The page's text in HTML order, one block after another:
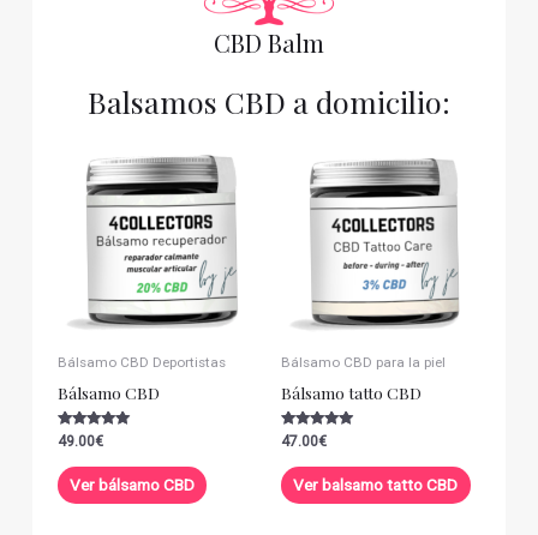
CBD Balm
Balsamos CBD a domicilio:
Bálsamo CBD Deportistas
Bálsamo CBD
Valorado con
de 5
49.00€
Ver bálsamo CBD
Bálsamo CBD para la piel
Bálsamo tatto CBD
Valorado con
de 5
47.00€
Ver balsamo tatto CBD